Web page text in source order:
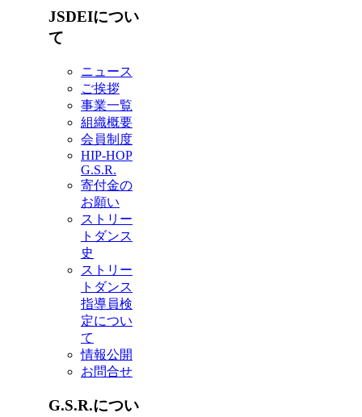
JSDEIについ
て
ニュース
ご挨拶
事業一覧
組織概要
会員制度
HIP-HOP
G.S.R.
寄付金の
お願い
ストリー
トダンス
史
ストリー
トダンス
指導員検
定につい
て
情報公開
お問合せ
G.S.R.につい